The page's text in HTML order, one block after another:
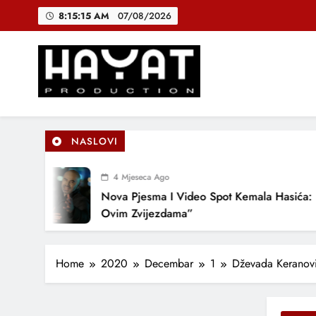
8:15:16 AM 07/08/2026
Hayat Production
Promocija domaće muzike
NASLOVI
4 Mjeseca Ago
Nova Pjesma I Video Spot Kemala Hasića: “Pod
Ovim Zvijezdama”
Home 2020 Decembar 1 Dževada